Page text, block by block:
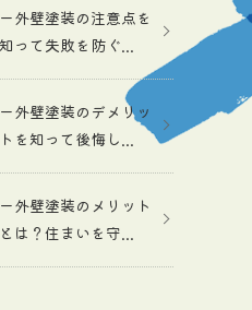
ー外壁塗装の注意点を
知って失敗を防ぐ...
ー外壁塗装のデメリッ
トを知って後悔し...
ー外壁塗装のメリット
とは？住まいを守...